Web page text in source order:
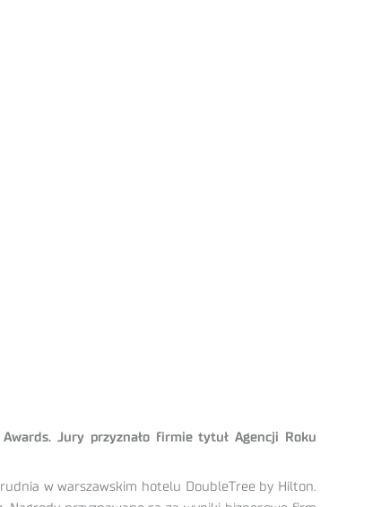
Jury przyznało firmie tytuł Agencji Roku
w warszawskim hotelu DoubleTree by Hilton.